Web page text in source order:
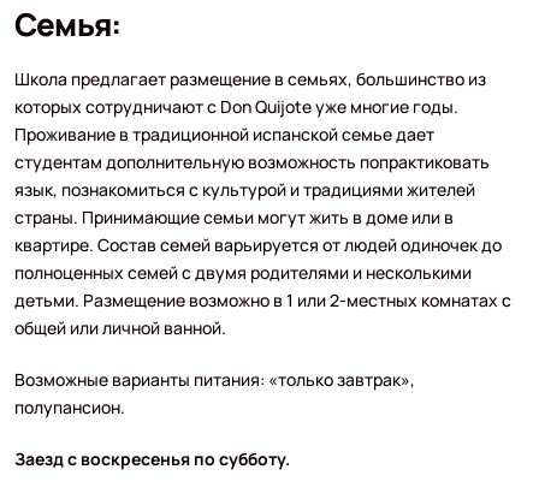
Семья:
Школа предлагает размещение в семьях, большинство из
которых сотрудничают с Don Quijote уже многие годы.
Проживание в традиционной испанской семье дает
студентам дополнительную возможность попрактиковать
язык, познакомиться с культурой и традициями жителей
страны. Принимающие семьи могут жить в доме или в
квартире. Состав семей варьируется от людей одиночек до
полноценных семей с двумя родителями и несколькими
детьми. Размещение возможно в 1 или 2-местных комнатах с
общей или личной ванной.
Возможные варианты питания: «только завтрак»,
полупансион.
Заезд с воскресенья по субботу.